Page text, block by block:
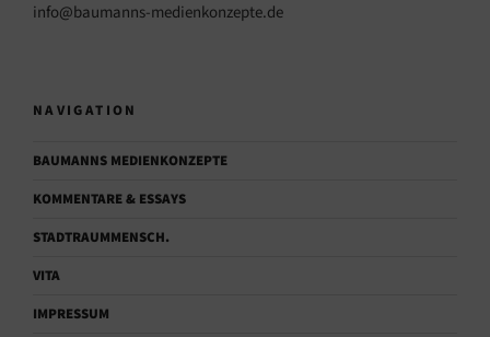
info@baumanns-medienkonzepte.de
NAVIGATION
BAUMANNS MEDIENKONZEPTE
KOMMENTARE & ESSAYS
STADTRAUMMENSCH.
VITA
IMPRESSUM